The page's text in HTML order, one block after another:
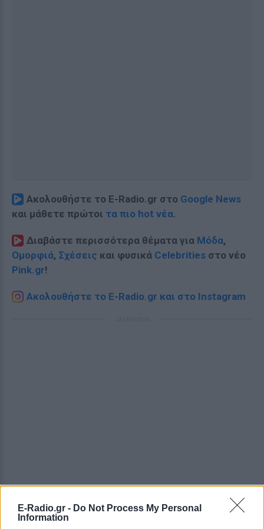
E-Radio.gr - Do Not Process My Personal
Information
Ακολουθήστε το E-Radio.gr στο Google News
και μάθετε πρώτοι τα πιο hot νέα.
Διαβάστε περισσότερα θέματα για Μόδα,
Ομορφιά, Σχέσεις και φυσικά Celebrities στο νέο
Pink.gr!
Ακολουθήστε το E-Radio.gr και στο Instagram